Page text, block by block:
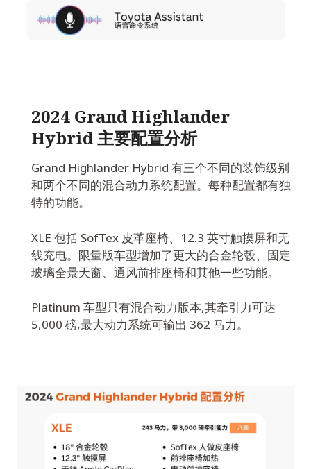
2024 Grand Highlander
Hybrid 主要配置分析
Grand Highlander Hybrid 有三个不同的装饰级别
和两个不同的混合动力系统配置。每种配置都有独
特的功能。
XLE 包括 SofTex 皮革座椅、12.3 英寸触摸屏和无
线充电。限量版车型增加了更大的合金轮毂、固定
玻璃全景天窗、通风前排座椅和其他一些功能。
Platinum 车型只有混合动力版本,其牵引力可达
5,000 磅,最大动力系统可输出 362 马力。